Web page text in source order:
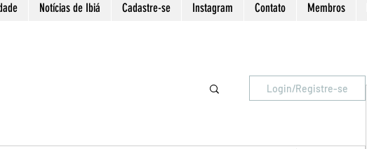
Notícias de Ibiá Cadastre-se Instagram Contato Membros
Login/Registre-se